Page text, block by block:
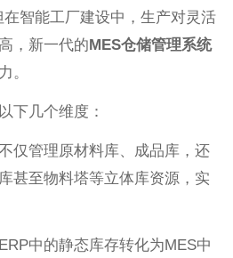
智能工厂建设中，生产对灵活
，新一代的MES仓储管理系统
。
下几个维度：
仅管理原材料库、成品库，还
甚至物料塔等立体库资源，实
中的静态库存转化为MES中